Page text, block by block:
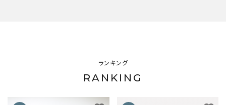
ランキング
RANKING